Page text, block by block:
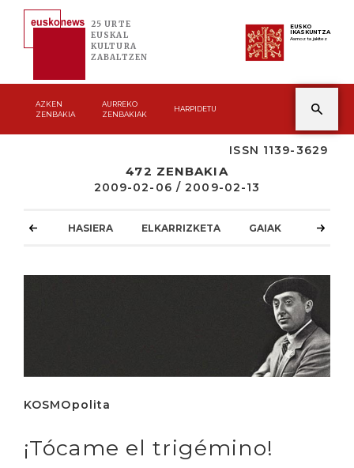
25 URTE
EUSKAL
KULTURA
ZABALTZEN
EUSKO
IKASKUNTZA
Asmoz ta jakitez
AZKEN
ZENBAKIA
AURREKO
ZENBAKIAK
HARPIDETU
ISSN 1139-3629
472 ZENBAKIA
2009-02-06 / 2009-02-13
HASIERA ELKARRIZKETA GAIAK
KOSMOpolita
¡Tócame el trigémino!